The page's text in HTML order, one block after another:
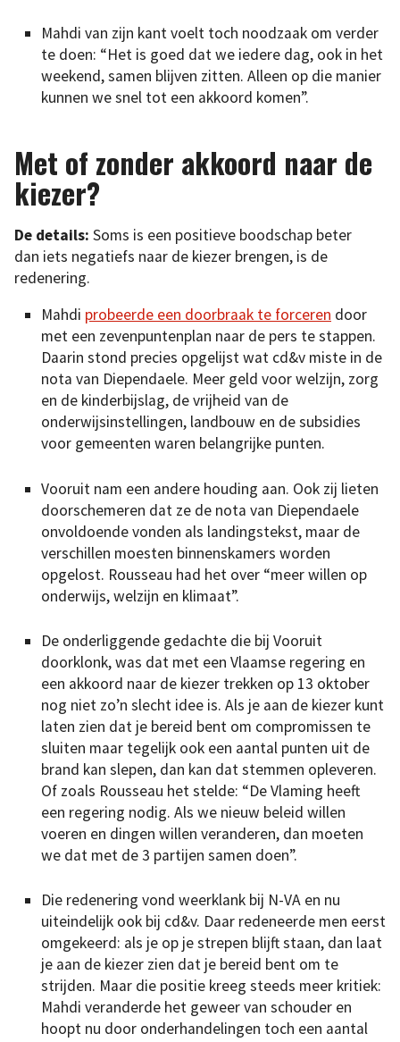
Mahdi van zijn kant voelt toch noodzaak om verder
te doen: “Het is goed dat we iedere dag, ook in het
weekend, samen blijven zitten. Alleen op die manier
kunnen we snel tot een akkoord komen”.
Met of zonder akkoord naar de
kiezer?
De details: Soms is een positieve boodschap beter
dan iets negatiefs naar de kiezer brengen, is de
redenering.
Mahdi probeerde een doorbraak te forceren door
met een zevenpuntenplan naar de pers te stappen.
Daarin stond precies opgelijst wat cd&v miste in de
nota van Diependaele. Meer geld voor welzijn, zorg
en de kinderbijslag, de vrijheid van de
onderwijsinstellingen, landbouw en de subsidies
voor gemeenten waren belangrijke punten.
Vooruit nam een andere houding aan. Ook zij lieten
doorschemeren dat ze de nota van Diependaele
onvoldoende vonden als landingstekst, maar de
verschillen moesten binnenskamers worden
opgelost. Rousseau had het over “meer willen op
onderwijs, welzijn en klimaat”.
De onderliggende gedachte die bij Vooruit
doorklonk, was dat met een Vlaamse regering en
een akkoord naar de kiezer trekken op 13 oktober
nog niet zo’n slecht idee is. Als je aan de kiezer kunt
laten zien dat je bereid bent om compromissen te
sluiten maar tegelijk ook een aantal punten uit de
brand kan slepen, dan kan dat stemmen opleveren.
Of zoals Rousseau het stelde: “De Vlaming heeft
een regering nodig. Als we nieuw beleid willen
voeren en dingen willen veranderen, dan moeten
we dat met de 3 partijen samen doen”.
Die redenering vond weerklank bij N-VA en nu
uiteindelijk ook bij cd&v. Daar redeneerde men eerst
omgekeerd: als je op je strepen blijft staan, dan laat
je aan de kiezer zien dat je bereid bent om te
strijden. Maar die positie kreeg steeds meer kritiek:
Mahdi veranderde het geweer van schouder en
hoopt nu door onderhandelingen toch een aantal